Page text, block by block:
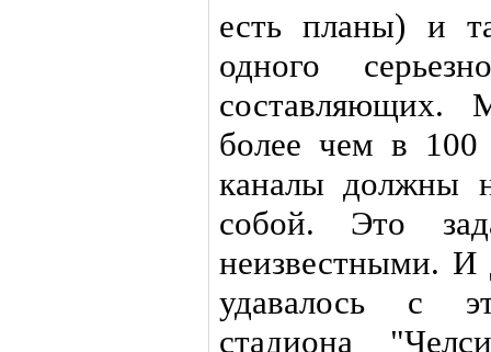
есть планы) и
одного
составляющих.
более чем в
каналы должны
собой. Это
неизвестными. И
удавалось с
стадиона